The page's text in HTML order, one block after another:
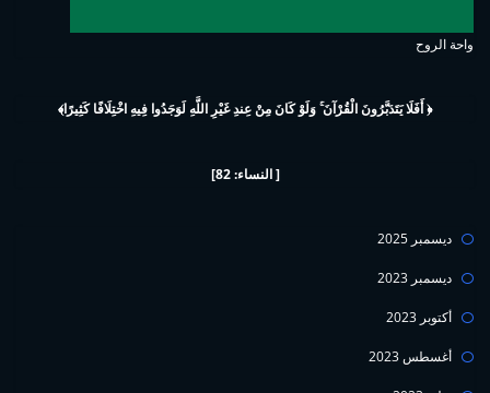
واحة الروح
﴿ أَفَلَا يَتَدَبَّرُونَ الْقُرْآنَ ۚ وَلَوْ كَانَ مِنْ عِندِ غَيْرِ اللَّهِ لَوَجَدُوا فِيهِ اخْتِلَافًا كَثِيرًا﴾
[ النساء: 82]
ديسمبر 2025
ديسمبر 2023
أكتوبر 2023
أغسطس 2023